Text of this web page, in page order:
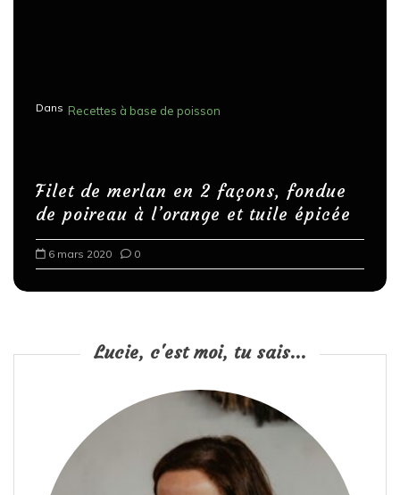
Dans Recettes à base de poisson
Filet de merlan en 2 façons, fondue
de poireau à l’orange et tuile épicée
6 mars 2020 0
Lucie, c'est moi, tu sais...